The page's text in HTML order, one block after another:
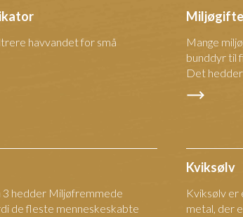
havvandet for små
Mange
bunddyr til
Det
hedder Miljøfremmede
de fleste menneskeskabte
Kviksølv
Kviksølv
metal, der